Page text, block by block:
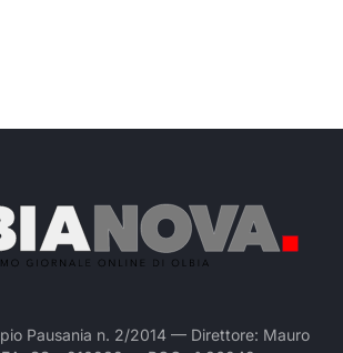
Pausania n. 2/2014 — Direttore: Mauro